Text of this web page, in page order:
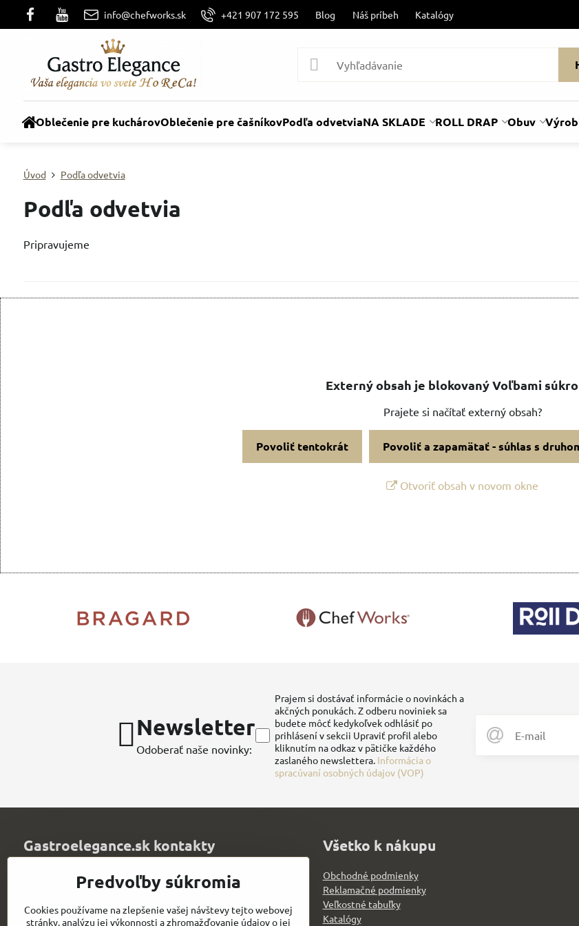
info@chefworks.sk +421 907 172 595 Blog Náš príbeh Katalógy
Oblečenie pre kuchárovOblečenie pre čašníkovPodľa odvetviaNA SKLADE ROLL DRAP Obuv
Úvod Podľa odvetvia
Podľa odvetvia
Pripravujeme
Externý obsah je blokovaný Voľbami
Prajete si načítať externý obsah?
Povoliť tentokrát Povoliť a zapamätať - súhlas s
Otvoriť obsah v novom okne
Newsletter
Odoberať naše novinky:
Prajem si dostávať informácie o novinkách a
akčných ponukách. Z odberu noviniek sa
budete môcť kedykoľvek odhlásiť po
prihlásení v sekcii Upraviť profil alebo
kliknutím na odkaz v pätičke každého
zaslaného newslettera. Informácia o
spracúvaní osobných údajov (VOP)
Gastroelegance.sk kontakty
Juvitex, s​.r​.o​.
Trenčianska 1320
Púchov 020 01
Slovakia
Všetko k nákupu
Obchodné podmienky
Reklamačné podmienky
Veľkostné tabuľky
Katalógy
Predvoľby súkromia
Cookies používame na zlepšenie vašej návštevy tejto webovej
stránky, analýzu jej výkonnosti a zhromažďovanie údajov o jej